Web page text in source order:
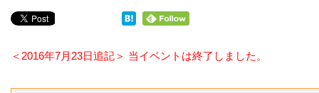
＜2016年7月23日追記＞ 当イベントは終了しました。